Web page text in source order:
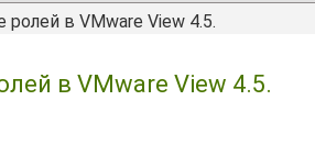
в VMware View 4.5.
в VMware View 4.5.